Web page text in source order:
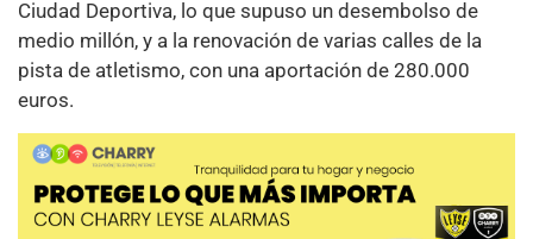
Ciudad Deportiva, lo que supuso un desembolso de
medio millón, y a la renovación de varias calles de la
pista de atletismo, con una aportación de 280.000
euros.